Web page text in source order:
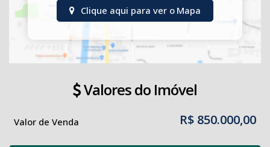
Clique aqui para ver o Mapa
Valores do Imóvel
R$ 850.000,00
Valor de Venda